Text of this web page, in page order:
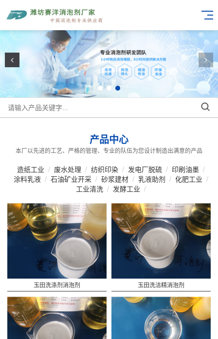
产品中心
本厂以先进的工艺、严格的管理、专业的队伍为您设计制造出满意的产品
造纸工业 / 废水处理 / 纺织印染 / 发电厂脱硫 / 印刷油墨 /
涂料乳液 / 石油矿业开采 / 砂浆建材 / 乳液助剂 / 化肥工业 /
工业清洗 / 发酵工业 /
玉田洗涤剂消泡剂 玉田洗洁精消泡剂